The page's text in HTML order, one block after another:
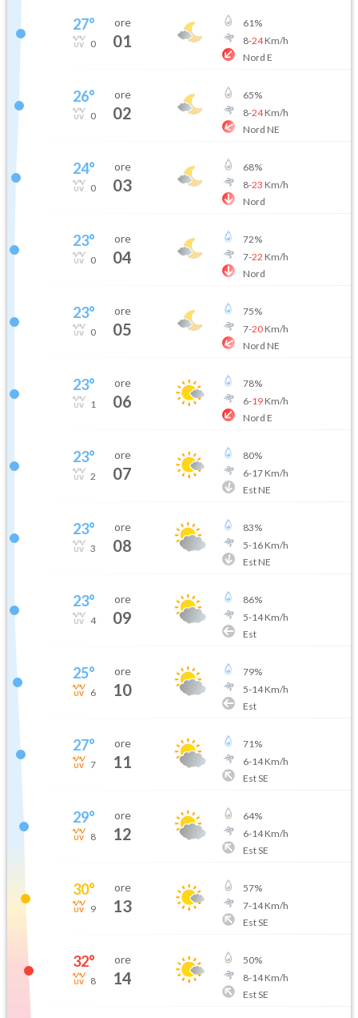
27°
0
ore
01
61%
8-24Km/h
Nord E
26°
0
ore
02
65%
8-24Km/h
Nord NE
24°
0
ore
03
68%
8-23 Km/h
Nord
23°
0
ore
04
72%
7-22 Km/h
Nord
23°
0
ore
05
75%
7-20Km/h
Nord NE
23°
1
ore
06
78%
6-19Km/h
Nord E
23°
2
ore
07
80%
6-17Km/h
Est NE
23°
3
ore
08
83%
5-16Km/h
Est NE
23°
4
ore
09
86%
5-14Km/h
Est
25°
6
ore
10
79%
5-14Km/h
Est
27°
7
ore
11
71%
6-14Km/h
Est SE
29°
8
ore
12
64%
6-14Km/h
Est SE
30°
9
ore
13
57%
7-14Km/h
Est SE
32°
8
ore
14
50%
8-14Km/h
Est SE